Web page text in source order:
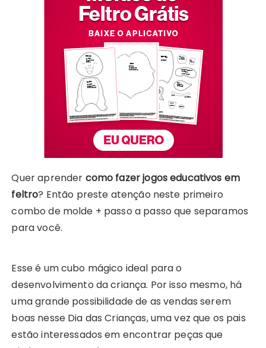
Quer aprender como fazer jogos educativos em
feltro? Então preste atenção neste primeiro
combo de molde + passo a passo que separamos
para você.
Esse é um cubo mágico ideal para o
desenvolvimento da criança. Por isso mesmo, há
uma grande possibilidade de as vendas serem
boas nesse Dia das Crianças, uma vez que os pais
estão interessados em encontrar peças que